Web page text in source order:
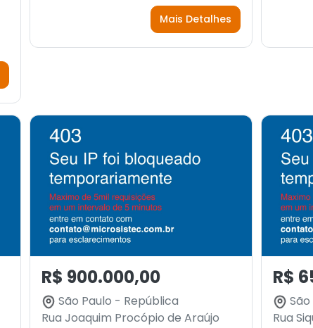
Mais Detalhes
R$ 900.000,00
São Paulo - República
Rua Joaquim Procópio de Araújo
R$
Rua